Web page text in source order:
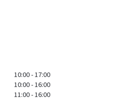
10:00 - 17:00
10:00 - 16:00
11:00 - 16:00